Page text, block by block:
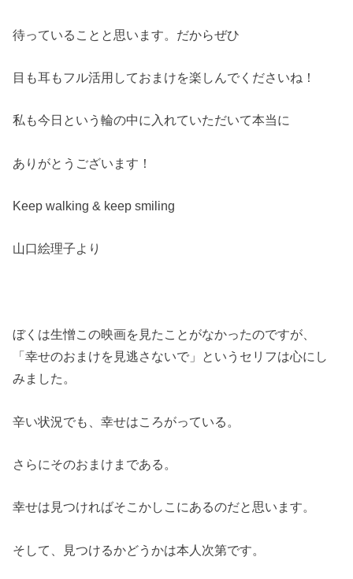
待っていることと思います。だからぜひ
目も耳もフル活用しておまけを楽しんでくださいね！
私も今日という輪の中に入れていただいて本当に
ありがとうございます！
Keep walking & keep smiling
山口絵理子より
ぼくは生憎この映画を見たことがなかったのですが、
「幸せのおまけを見逃さないで」というセリフは心にし
みました。
辛い状況でも、幸せはころがっている。
さらにそのおまけまである。
幸せは見つければそこかしこにあるのだと思います。
そして、見つけるかどうかは本人次第です。